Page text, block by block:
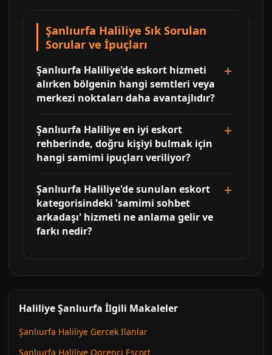
Şanlıurfa Haliliye Sık Sorulan
Sorular ve İpuçları
Şanlıurfa Haliliye'de eskort hizmeti
alırken bölgenin hangi semtleri veya
merkezi noktaları daha avantajlıdır?
Şanlıurfa Haliliye en iyi eskort
rehberinde, doğru kişiyi bulmak için
hangi samimi ipuçları veriliyor?
Şanlıurfa Haliliye'de sunulan eskort
kategorisindeki 'samimi sohbet
arkadaşı' hizmeti ne anlama gelir ve
farkı nedir?
Haliliye Şanlıurfa İlgili Makaleler
Şanlıurfa Haliliye Gercek Ilanlar
Şanlıurfa Haliliye Ogrenci Escort